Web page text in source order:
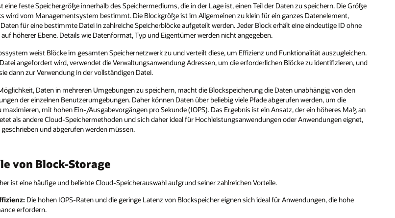
eine feste Speichergröße innerhalb des Speichermediums, die in der Lage ist, einen Teil der Daten zu speichern. Die Größe
wird vom Managementsystem bestimmt. Die Blockgröße ist im Allgemeinen zu klein für ein ganzes Datenelement,
für eine bestimmte Datei in zahlreiche Speicherblöcke aufgeteilt werden. Jeder Block erhält eine eindeutige ID ohne
höherer Ebene. Details wie Datenformat, Typ und Eigentümer werden nicht angegeben.
weist Blöcke im gesamten Speichernetzwerk zu und verteilt diese, um Effizienz und Funktionalität auszugleichen.
angefordert wird, verwendet die Verwaltungsanwendung Adressen, um die erforderlichen Blöcke zu identifizieren, und
dann zur Verwendung in der vollständigen Datei.
Daten in mehreren Umgebungen zu speichern, macht die Blockspeicherung die Daten unabhängig von den
der einzelnen Benutzerumgebungen. Daher können Daten über beliebig viele Pfade abgerufen werden, um die
maximieren, mit hohen Ein-/Ausgabevorgängen pro Sekunde (IOPS). Das Ergebnis ist ein Ansatz, der ein höheres Maß an
als andere Cloud-Speichermethoden und sich daher ideal für Hochleistungsanwendungen oder Anwendungen eignet,
und abgerufen werden müssen.
von Block-Storage
ist eine häufige und beliebte Cloud-Speicherauswahl aufgrund seiner zahlreichen Vorteile.
Die hohen IOPS-Raten und die geringe Latenz von Blockspeicher eignen sich ideal für Anwendungen, die hohe
erfordern.